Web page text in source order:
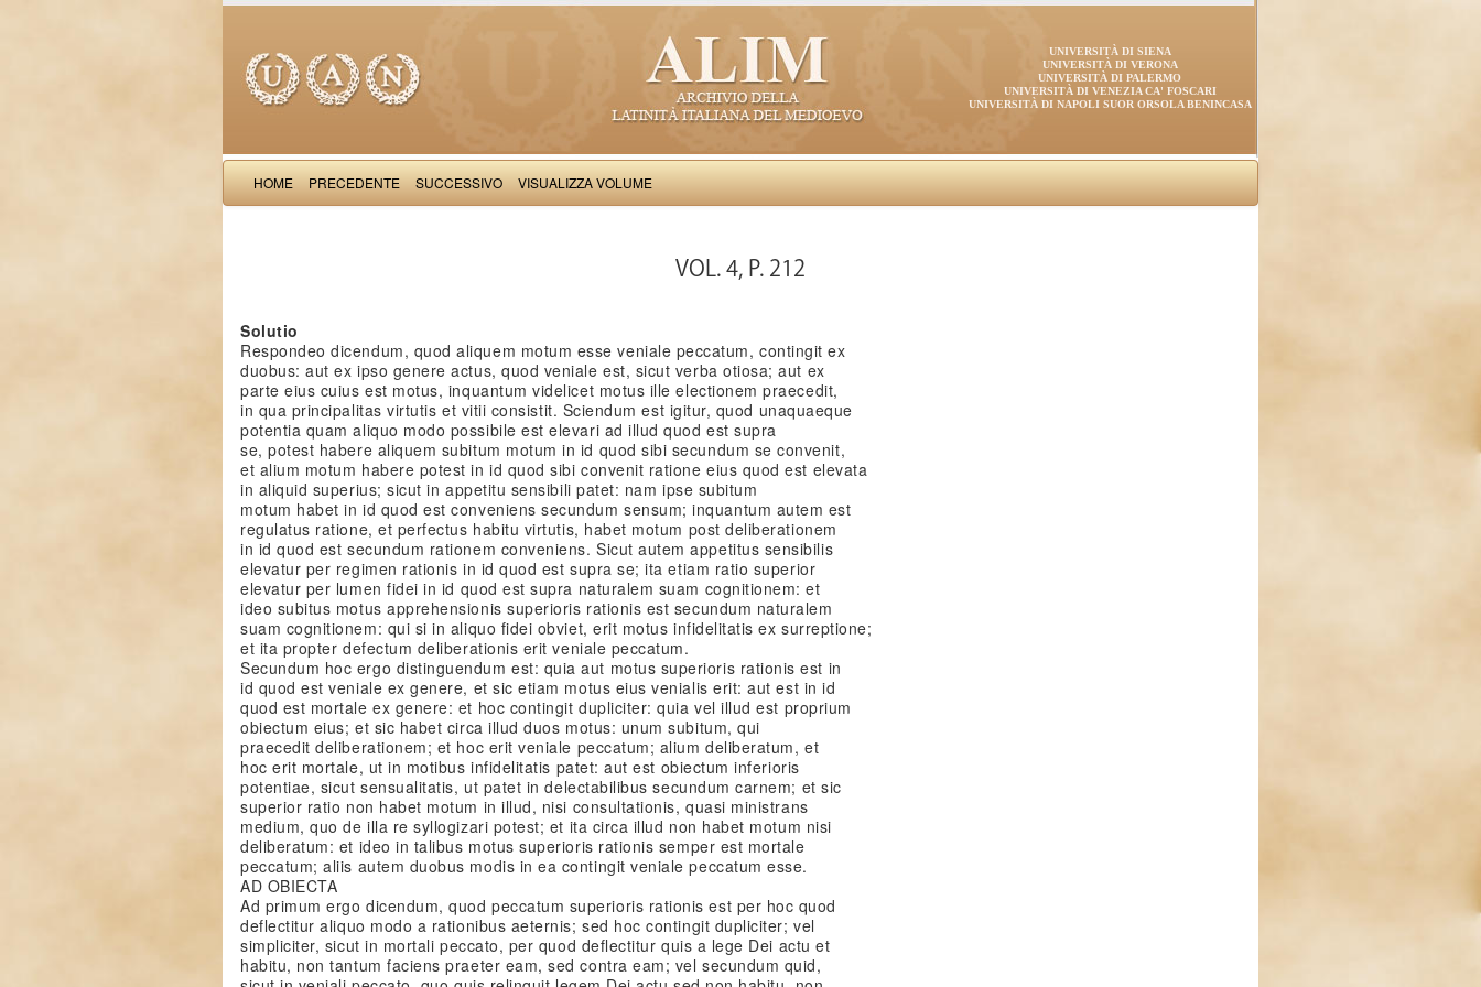
UNIVERSITÀ DI SIENA
UNIVERSITÀ DI VERONA
UNIVERSITÀ DI PALERMO
UNIVERSITÀ DI VENEZIA CA' FOSCARI
UNIVERSITÀ DI NAPOLI SUOR ORSOLA BENINCASA
HOME PRECEDENTE SUCCESSIVO VISUALIZZA VOLUME
VOL. 4, P. 212
Solutio
Respondeo dicendum, quod aliquem motum esse veniale peccatum, contingit ex
duobus: aut ex ipso genere actus, quod veniale est, sicut verba otiosa; aut ex
parte eius cuius est motus, inquantum videlicet motus ille electionem praecedit,
in qua principalitas virtutis et vitii consistit. Sciendum est igitur, quod unaquaeque
potentia quam aliquo modo possibile est elevari ad illud quod est supra
se, potest habere aliquem subitum motum in id quod sibi secundum se convenit,
et alium motum habere potest in id quod sibi convenit ratione eius quod est elevata
in aliquid superius; sicut in appetitu sensibili patet: nam ipse subitum
motum habet in id quod est conveniens secundum sensum; inquantum autem est
regulatus ratione, et perfectus habitu virtutis, habet motum post deliberationem
in id quod est secundum rationem conveniens. Sicut autem appetitus sensibilis
elevatur per regimen rationis in id quod est supra se; ita etiam ratio superior
elevatur per lumen fidei in id quod est supra naturalem suam cognitionem: et
ideo subitus motus apprehensionis superioris rationis est secundum naturalem
suam cognitionem: qui si in aliquo fidei obviet, erit motus infidelitatis ex surreptione;
et ita propter defectum deliberationis erit veniale peccatum.
Secundum hoc ergo distinguendum est: quia aut motus superioris rationis est in
id quod est veniale ex genere, et sic etiam motus eius venialis erit: aut est in id
quod est mortale ex genere: et hoc contingit dupliciter: quia vel illud est proprium
obiectum eius; et sic habet circa illud duos motus: unum subitum, qui
praecedit deliberationem; et hoc erit veniale peccatum; alium deliberatum, et
hoc erit mortale, ut in motibus infidelitatis patet: aut est obiectum inferioris
potentiae, sicut sensualitatis, ut patet in delectabilibus secundum carnem; et sic
superior ratio non habet motum in illud, nisi consultationis, quasi ministrans
medium, quo de illa re syllogizari potest; et ita circa illud non habet motum nisi
deliberatum: et ideo in talibus motus superioris rationis semper est mortale
peccatum; aliis autem duobus modis in ea contingit veniale peccatum esse.
AD OBIECTA
Ad primum ergo dicendum, quod peccatum superioris rationis est per hoc quod
deflectitur aliquo modo a rationibus aeternis; sed hoc contingit dupliciter; vel
simpliciter, sicut in mortali peccato, per quod deflectitur quis a lege Dei actu et
habitu, non tantum faciens praeter eam, sed contra eam; vel secundum quid,